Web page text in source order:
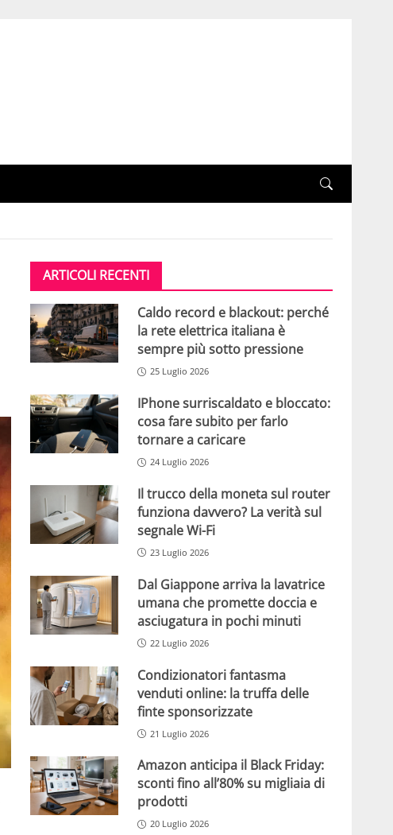
ARTICOLI RECENTI
Caldo record e blackout: perché
la rete elettrica italiana è
sempre più sotto pressione
25 Luglio 2026
IPhone surriscaldato e bloccato:
cosa fare subito per farlo
tornare a caricare
24 Luglio 2026
Il trucco della moneta sul router
funziona davvero? La verità sul
segnale Wi-Fi
23 Luglio 2026
Dal Giappone arriva la lavatrice
umana che promette doccia e
asciugatura in pochi minuti
22 Luglio 2026
Condizionatori fantasma
venduti online: la truffa delle
finte sponsorizzate
21 Luglio 2026
Amazon anticipa il Black Friday:
sconti fino all’80% su migliaia di
prodotti
20 Luglio 2026